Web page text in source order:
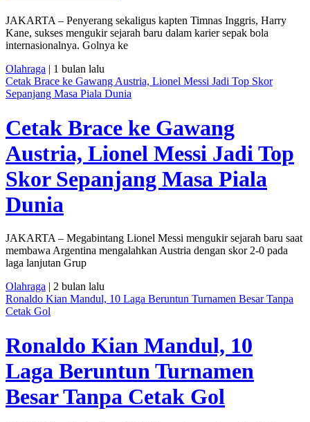
JAKARTA – Penyerang sekaligus kapten Timnas Inggris, Harry
Kane, sukses mengukir sejarah baru dalam karier sepak bola
internasionalnya. Golnya ke
Olahraga | 1 bulan lalu
Cetak Brace ke Gawang Austria, Lionel Messi Jadi Top Skor
Sepanjang Masa Piala Dunia
Cetak Brace ke Gawang
Austria, Lionel Messi Jadi Top
Skor Sepanjang Masa Piala
Dunia
JAKARTA – Megabintang Lionel Messi mengukir sejarah baru saat
membawa Argentina mengalahkan Austria dengan skor 2-0 pada
laga lanjutan Grup
Olahraga | 2 bulan lalu
Ronaldo Kian Mandul, 10 Laga Beruntun Turnamen Besar Tanpa
Cetak Gol
Ronaldo Kian Mandul, 10
Laga Beruntun Turnamen
Besar Tanpa Cetak Gol